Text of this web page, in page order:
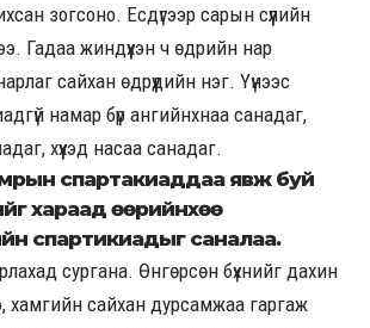
зогсоно. Есдүгээр сарын сүүлийн
Гадаа жиндүүхэн ч өдрийн нар
сайхан өдрүүдийн нэг. Үүнээс
намар бүр ангийнхнаа санадаг,
хүүхэд насаа санадаг.
спартакиаддаа явж буй
хараад өөрийнхөө
спартикиадыг саналаа.
сургана. Өнгөрсөн бүхнийг дахин
хамгийн сайхан дурсамжаа гаргаж